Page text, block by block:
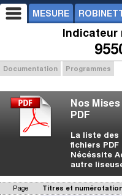
MESURE
Indicateur
Documentation Programmes
Nos
PDF
La liste des
fichiers
Nécéssite
autre
Page Titres et